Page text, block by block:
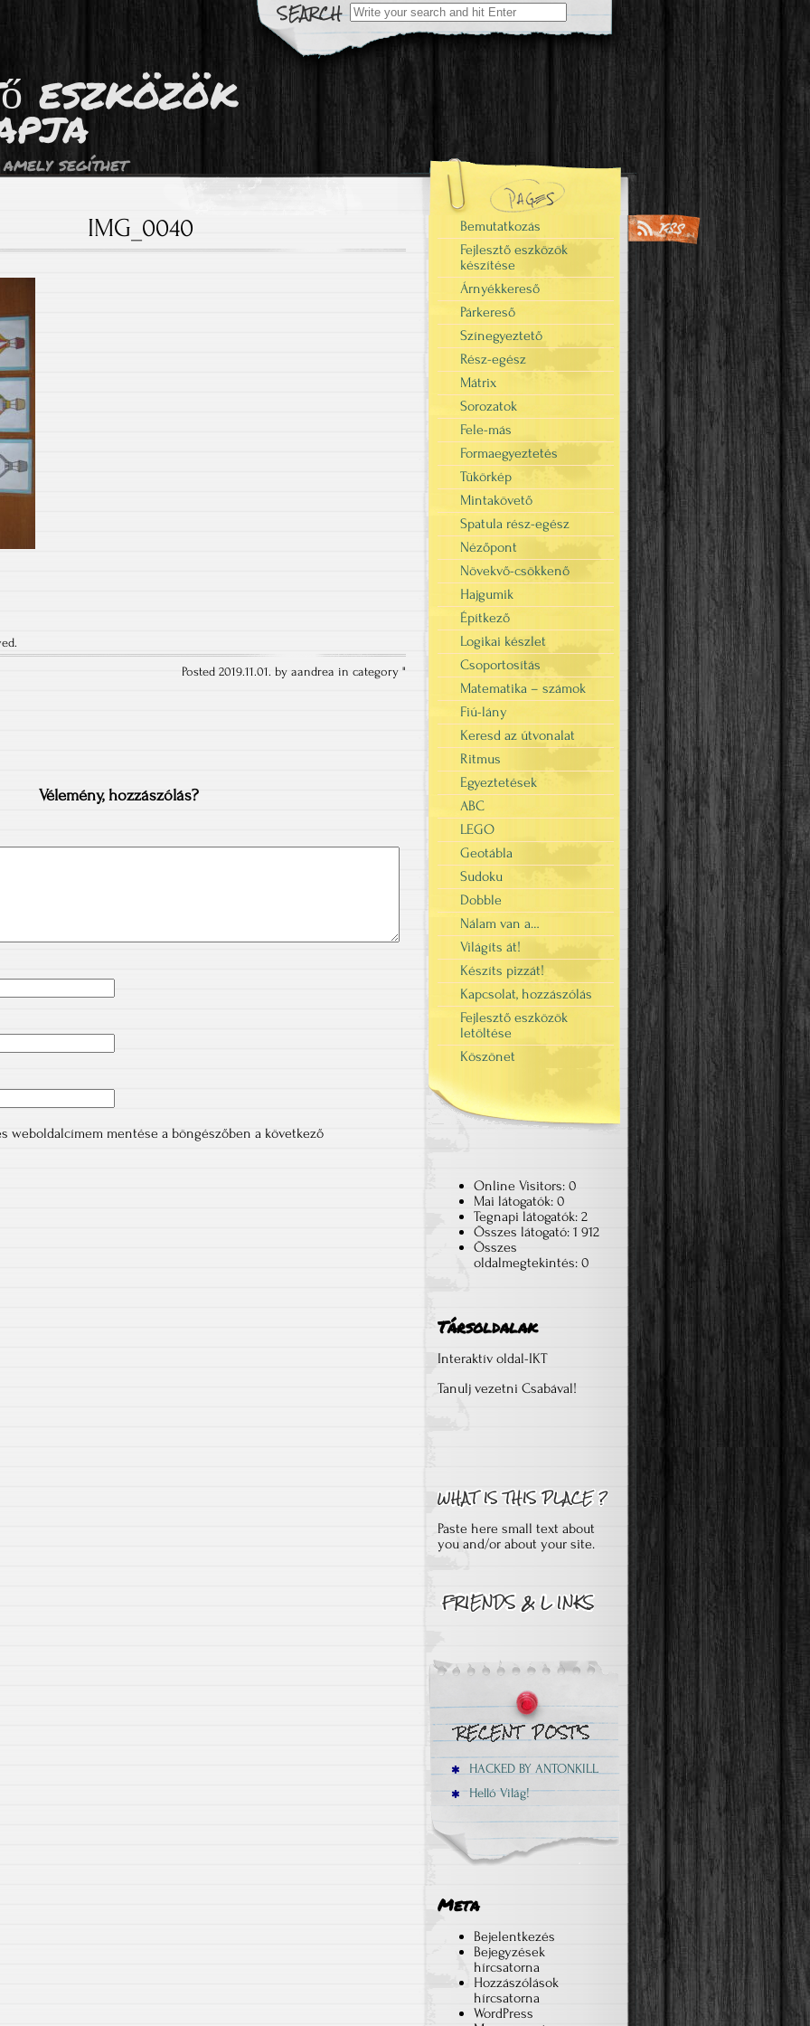
Search
for:
eszközök
segíthet
IMG_0040
Posted 2019.11.01. by aandrea in category "
Vélemény, hozzászólás?
weboldalcímem mentése a böngészőben a következő
Bemutatkozás
Fejlesztő eszközök
készítése
Árnyékkereső
Párkereső
Színegyeztető
Rész-egész
Mátrix
Sorozatok
Fele-más
Formaegyeztetés
Tükörkép
Mintakövető
Spatula rész-egész
Nézőpont
Növekvő-csökkenő
Hajgumik
Építkező
Logikai készlet
Csoportosítás
Matematika – számok
Fiú-lány
Keresd az útvonalat
Ritmus
Egyeztetések
ABC
LEGO
Geotábla
Sudoku
Dobble
Nálam van a…
Világíts át!
Készíts pizzát!
Kapcsolat, hozzászólás
Fejlesztő eszközök
letöltése
Köszönet
Online Visitors: 0
Mai látogatók: 0
Tegnapi látogatók: 2
Összes látogató: 1 912
Összes
oldalmegtekintés: 0
Társoldalak
Interaktív oldal-IKT
Tanulj vezetni Csabával!
Paste here small text about
you and/or about your site.
HACKED BY ANTONKILL
Helló Világ!
Meta
Bejelentkezés
Bejegyzések
hírcsatorna
Hozzászólások
hírcsatorna
WordPress